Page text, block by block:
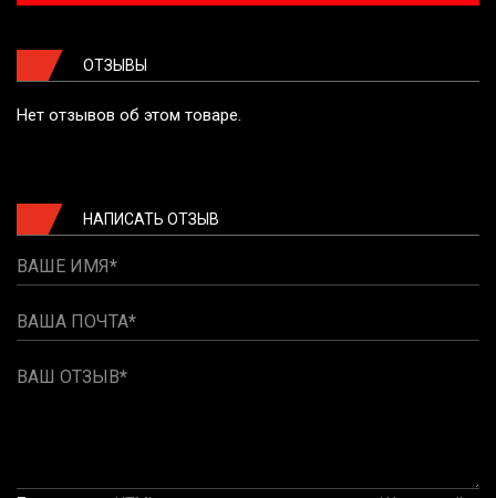
ОТЗЫВЫ
Нет отзывов об этом товаре.
НАПИСАТЬ ОТЗЫВ
ВАШЕ ИМЯ
ВАША ПОЧТА
ВАШ ОТЗЫВ